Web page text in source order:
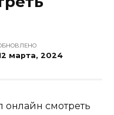
марта, 2024
онлайн смотреть